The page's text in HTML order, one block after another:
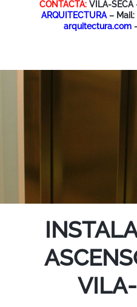
CONTACTA:VILA-SECA
ARQUITECTURA – Mail:
arquitectura.com